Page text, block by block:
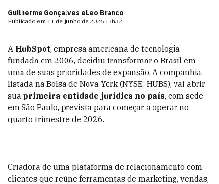
Guilherme Gonçalves eLeo Branco
Publicado em 11 de junho de 2026 17h32.
A HubSpot, empresa americana de tecnologia
fundada em 2006, decidiu transformar o Brasil em
uma de suas prioridades de expansão. A companhia,
listada na Bolsa de Nova York (NYSE: HUBS), vai abrir
sua primeira entidade jurídica no país, com sede
em São Paulo, prevista para começar a operar no
quarto trimestre de 2026.
Criadora de uma plataforma de relacionamento com
clientes que reúne ferramentas de marketing, vendas,